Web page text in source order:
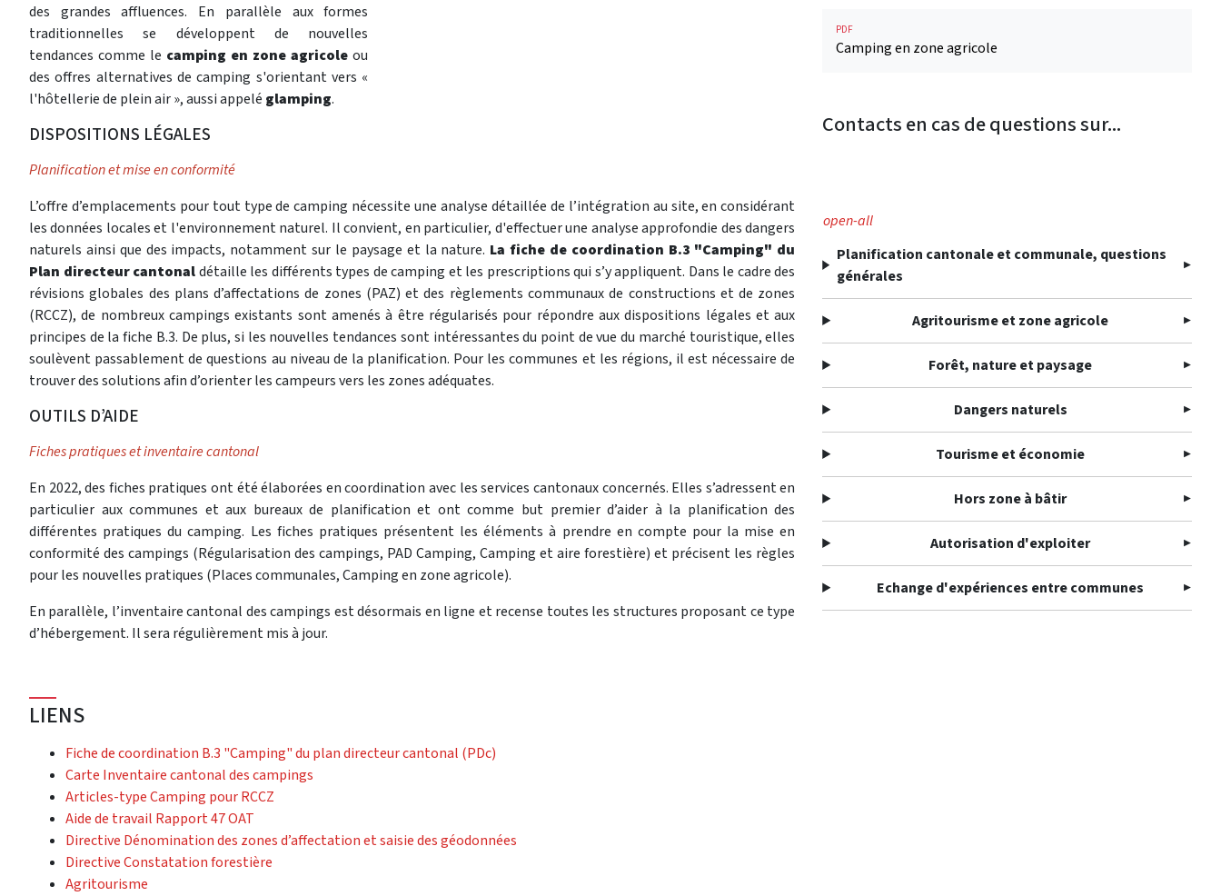
des grandes affluences. En parallèle aux formes
traditionnelles se développent de nouvelles
tendances comme le camping en zone agricole ou
des offres alternatives de camping s'orientant vers «
l'hôtellerie de plein air », aussi appelé glamping.
DISPOSITIONS LÉGALES
Planification et mise en conformité
L’offre d’emplacements pour tout type de camping nécessite une analyse détaillée de l’intégration au site, en considérant
les données locales et l'environnement naturel. Il convient, en particulier, d'effectuer une analyse approfondie des dangers
naturels ainsi que des impacts, notamment sur le paysage et la nature. La fiche de coordination B.3 "Camping" du
Plan directeur cantonaldétaille les différents types de camping et les prescriptions qui s’y appliquent. Dans le cadre des
révisions globales des plans d’affectations de zones (PAZ) et des règlements communaux de constructions et de zones
(RCCZ), de nombreux campings existants sont amenés à être régularisés pour répondre aux dispositions légales et aux
principes de la fiche B.3. De plus, si les nouvelles tendances sont intéressantes du point de vue du marché touristique, elles
soulèvent passablement de questions au niveau de la planification. Pour les communes et les régions, il est nécessaire de
trouver des solutions afin d’orienter les campeurs vers les zones adéquates.
OUTILS D’AIDE
Fiches pratiques et inventaire cantonal
En 2022, des fiches pratiques ont été élaborées en coordination avec les services cantonaux concernés. Elles s’adressent en
particulier aux communes et aux bureaux de planification et ont comme but premier d’aider à la planification des
différentes pratiques du camping. Les fiches pratiques présentent les éléments à prendre en compte pour la mise en
conformité des campings (Régularisation des campings, PAD Camping, Camping et aire forestière) et précisent les règles
pour les nouvelles pratiques (Places communales, Camping en zone agricole).
En parallèle, l’inventaire cantonal des campings est désormais en ligne et recense toutes les structures proposant ce type
d’hébergement. Il sera régulièrement mis à jour.
LIENS
Fiche de coordination B.3 "Camping" du plan directeur cantonal (PDc)
Carte Inventaire cantonal des campings
Articles-type Camping pour RCCZ
Aide de travail Rapport 47 OAT
Directive Dénomination des zones d’affectation et saisie des géodonnées
Directive Constatation forestière
Agritourisme
PDF
Camping en zone agricole
Contacts en cas de questions sur...
open-all
Planification cantonale et communale, questions
générales
Agritourisme et zone agricole
Forêt, nature et paysage
Dangers naturels
Tourisme et économie
Hors zone à bâtir
Autorisation d'exploiter
Echange d'expériences entre communes